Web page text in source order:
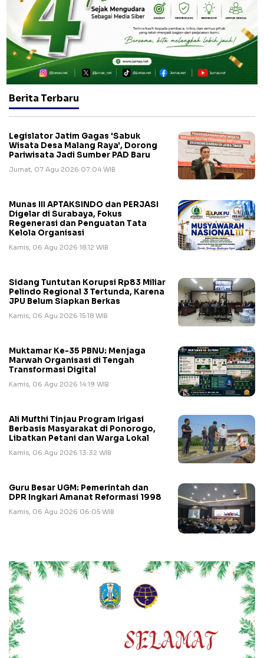
Berita Terbaru
Legislator Jatim Gagas 'Sabuk
Wisata Desa Malang Raya', Dorong
Pariwisata Jadi Sumber PAD Baru
Jumat, 07 Agu 2026 07:04 WIB
Munas III APTAKSINDO dan PERJASI
Digelar di Surabaya, Fokus
Regenerasi dan Penguatan Tata
Kelola Organisasi
Kamis, 06 Agu 2026 18:12 WIB
Sidang Tuntutan Korupsi Rp83 Miliar
Pelindo Regional 3 Tertunda, Karena
JPU Belum Siapkan Berkas
Kamis, 06 Agu 2026 15:18 WIB
Muktamar Ke-35 PBNU: Menjaga
Marwah Organisasi di Tengah
Transformasi Digital
Kamis, 06 Agu 2026 14:19 WIB
Ali Mufthi Tinjau Program Irigasi
Berbasis Masyarakat di Ponorogo,
Libatkan Petani dan Warga Lokal
Kamis, 06 Agu 2026 13:32 WIB
Guru Besar UGM: Pemerintah dan
DPR Ingkari Amanat Reformasi 1998
Kamis, 06 Agu 2026 06:05 WIB